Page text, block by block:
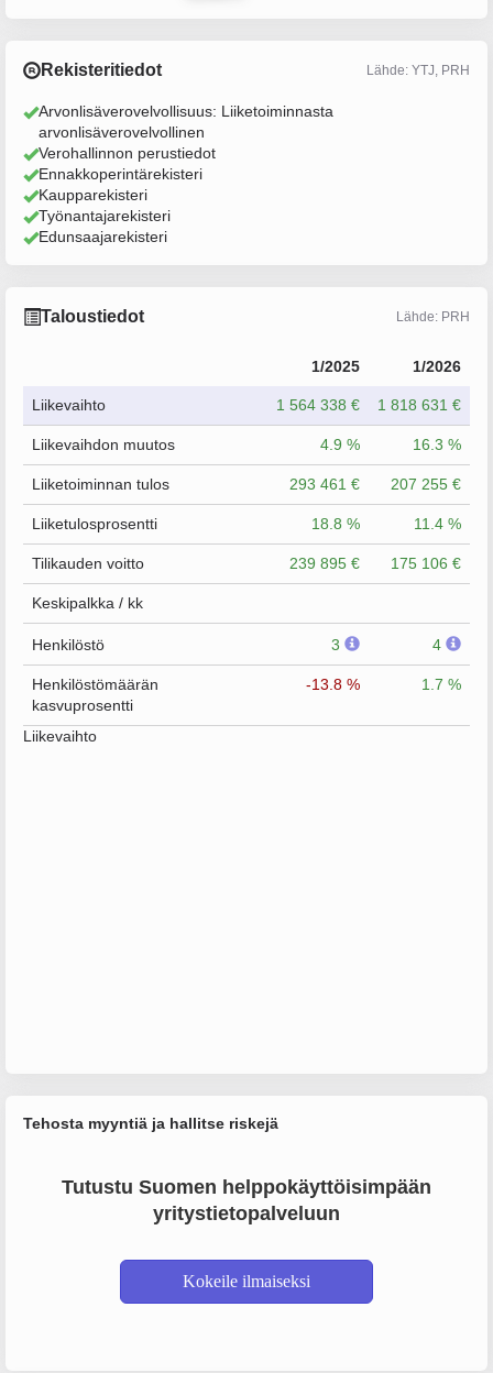
Rekisteritiedot Lähde: YTJ, PRH
Arvonlisäverovelvollisuus: Liiketoiminnasta
arvonlisäverovelvollinen
Verohallinnon perustiedot
Ennakkoperintärekisteri
Kaupparekisteri
Työnantajarekisteri
Edunsaajarekisteri
Taloustiedot Lähde: PRH
1/2025 1/2026
Liikevaihto 1 564 338 € 1 818 631 €
Liikevaihdon muutos 4.9 % 16.3 %
Liiketoiminnan tulos 293 461 € 207 255 €
Liiketulosprosentti 18.8 % 11.4 %
Tilikauden voitto 239 895 € 175 106 €
Keskipalkka / kk
Henkilöstö 3 4
Henkilöstömäärän
kasvuprosentti
-13.8 % 1.7 %
Liikevaihto
Tehosta myyntiä ja hallitse riskejä
Tutustu Suomen helppokäyttöisimpään
yritystietopalveluun
Kokeile ilmaiseksi